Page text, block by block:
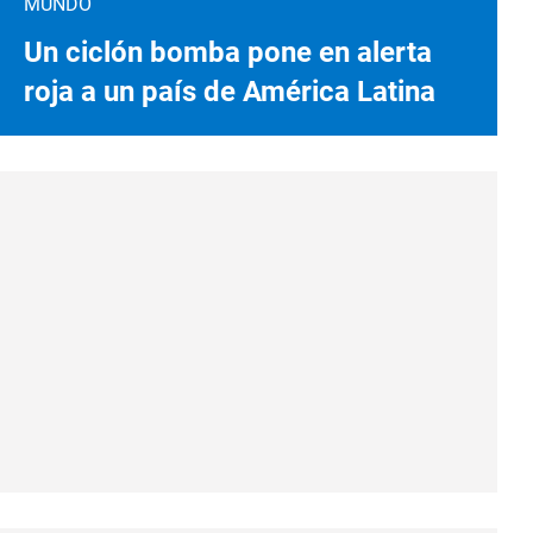
Un ciclón bomba pone en alerta
roja a un país de América Latina